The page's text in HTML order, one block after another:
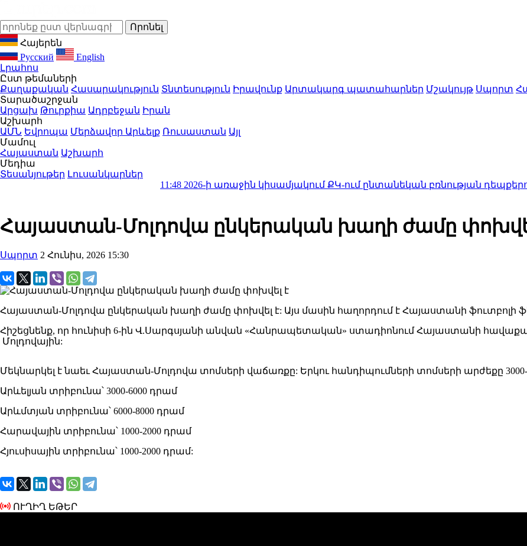
Հայերեն
Русский
English
Լրահոս
Ըստ թեմաների
Քաղաքական Հասարակություն Տնտեսություն Իրավունք Արտակարգ պատահարներ Մշակույթ Սպորտ
Տարածաշրջան
Արցախ Թուրքիա Ադրբեջան Իրան
Աշխարհ
ԱՄՆ Եվրոպա Մերձավոր Արևելք Ռուսաստան Այլ
Մամուլ
Հայաստան Աշխարհ
Մեդիա
Տեսանյութեր Լուսանկարներ
2026-ի առաջին կիսամյակում ՔԿ-ում ընտանեկան բռնության դեպքերով քննվել
Հայաստան-Մոլդովա ընկերական խաղի ժամը
Սպորտ 2 Հունիս, 2026 15:30
Հայաստան-Մոլդովա ընկերական խաղի ժամը փոխվել է: Այս մասին հաղորդում է Հայաստանի ֆուտբոլի
Հիշեցնենք, որ հունիսի 6-ին Վ.Սարգսյանի անվան «Հանրապետական» ստադիոնում Հայաստանի
Մոլդովային:
Մեկնարկել է նաեւ Հայաստան-Մոլդովա տոմսերի վաճառքը: Երկու հանդիպումների տոմսերի արժեքը 3000-
Արևելյան տրիբունա՝ 3000-6000 դրամ
Արևմտյան տրիբունա՝ 6000-8000 դրամ
Հարավային տրիբունա՝ 1000-2000 դրամ
Հյուսիսային տրիբունա՝ 1000-2000 դրամ:
ՈՒՂԻՂ ԵԹԵՐ